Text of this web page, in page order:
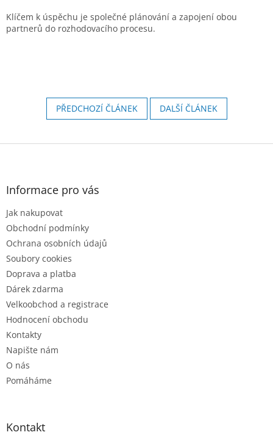
Klíčem k úspěchu je společné plánování a zapojení obou
partnerů do rozhodovacího procesu.
PŘEDCHOZÍ ČLÁNEK DALŠÍ ČLÁNEK
Z
Informace pro vás
Jak nakupovat
Obchodní podmínky
Ochrana osobních údajů
Soubory cookies
Doprava a platba
Dárek zdarma
Velkoobchod a registrace
Hodnocení obchodu
Kontakty
Napište nám
O nás
Pomáháme
Kontakt